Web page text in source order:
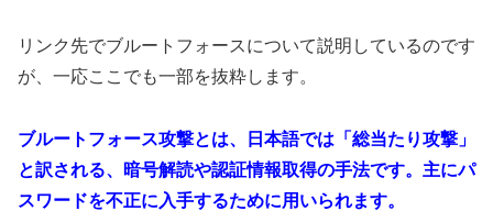
リンク先でブルートフォースについて説明しているのです
が、一応ここでも一部を抜粋します。
ブルートフォース攻撃とは、日本語では「総当たり攻撃」
と訳される、暗号解読や認証情報取得の手法です。主にパ
スワードを不正に入手するために用いられます。